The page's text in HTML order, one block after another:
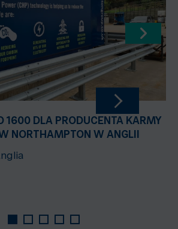
1600 DLA PRODUCENTA KARMY
NORTHAMPTON W ANGLII